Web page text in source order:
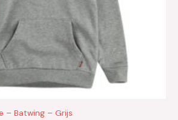
– Batwing – Grijs